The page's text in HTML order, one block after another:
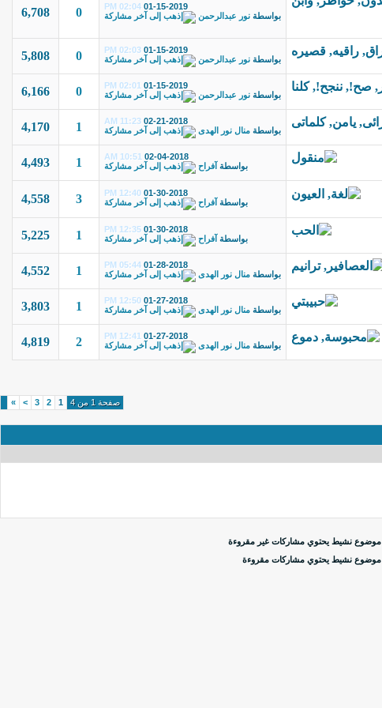
01-15-2019
02:04 PM
بواسطة نور عبدالرحمن 0
6,708
01-15-2019
02:03 PM
بواسطة نور عبدالرحمن 0
5,808
01-15-2019
02:01 PM
بواسطة نور عبدالرحمن 0
6,166
02-21-2018
11:23 AM
بواسطة منال نور الهدى 1
4,170
02-04-2018
10:51 AM
بواسطة آفراح 1
4,493
01-30-2018
12:40 PM
بواسطة آفراح 3
4,558
01-30-2018
12:35 PM
بواسطة آفراح 1
5,225
01-28-2018
05:44 PM
بواسطة منال نور الهدى 1
4,552
01-27-2018
12:50 PM
بواسطة منال نور الهدى 1
3,803
01-27-2018
12:41 PM
بواسطة منال نور الهدى 2
4,819
صفحة 1 من 4 1
2
3
>
»
موضوع نشيط يحتوي مشاركات غير مقروءة
موضوع نشيط يحتوي مشاركات مقروءة